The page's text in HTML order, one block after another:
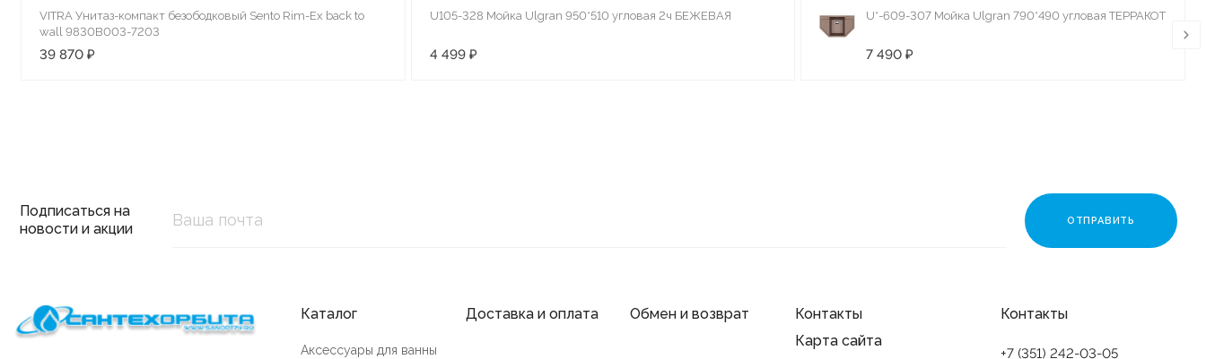
VITRA Унитаз-компакт безободковый Sento Rim-Ex back to
wall 9830B003-7203
39 870 ₽
U105-328 Мойка Ulgran 950*510 угловая 2ч БЕЖЕВАЯ
4 499 ₽
U*-609-307 Мойка Ulgran 790*490 угловая ТЕРРАКОТ
7 490 ₽
Подписаться на
новости и акции
Каталог
Аксессуары для ванны
Доставка и оплата Обмен и возврат
Контакты
Карта сайта
Контакты
+7 (351) 242-03-05